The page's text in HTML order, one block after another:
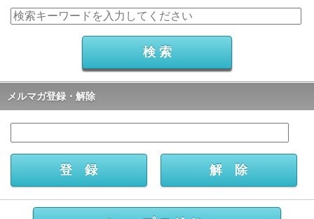
メルマガ登録・解除